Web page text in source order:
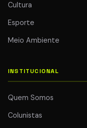
Cultura
Esporte
Meio Ambiente
INSTITUCIONAL
Quem Somos
Colunistas